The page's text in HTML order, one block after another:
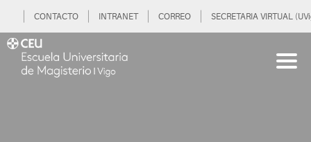
CONTACTO INTRANET CORREO SECRETARIA VIRTUAL